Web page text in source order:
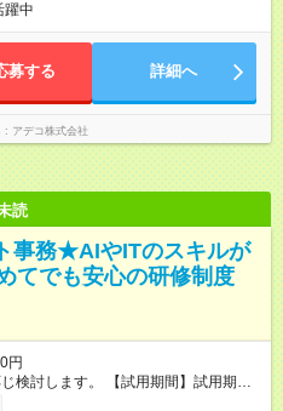
躍中
募する 詳細へ
アデコ株式会社
読
事務★AIやITのスキルが
てでも安心の研修制度
円
【試用期間】試用期間
月 雇用形態、給与は本採用時と同じ